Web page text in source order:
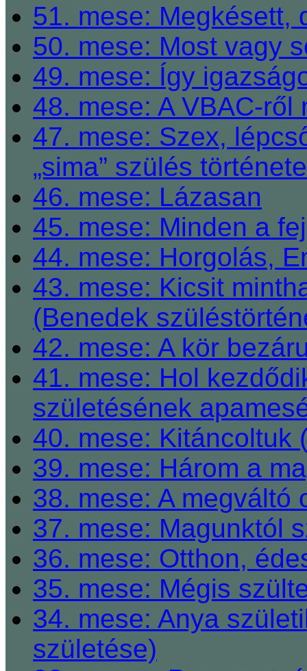
51. mese: Megkésett,
50. mese: Most vagy
49. mese: Így
48. mese: A VBAC-
47. mese: Szex,
„sima” szülés
46. mese: Lázasan
45. mese: Minden a
44. mese: Horgolás,
43. mese: Kicsit
(Benedek
42. mese: A kör
41. mese: Hol
születésének
40. mese: Kitáncoltuk
39. mese: Három a
38. mese: A megváltó
37. mese: Magunktól
36. mese: Otthon,
35. mese: Mégis
34. mese: Anya
születése)